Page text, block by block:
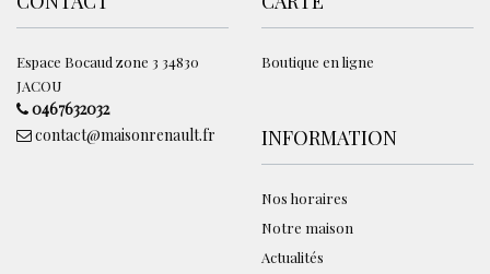
Espace Bocaud zone 3 34830
JACOU
0467632032
contact@maisonrenault.fr
Boutique en ligne
INFORMATION
Nos horaires
Notre maison
Actualités